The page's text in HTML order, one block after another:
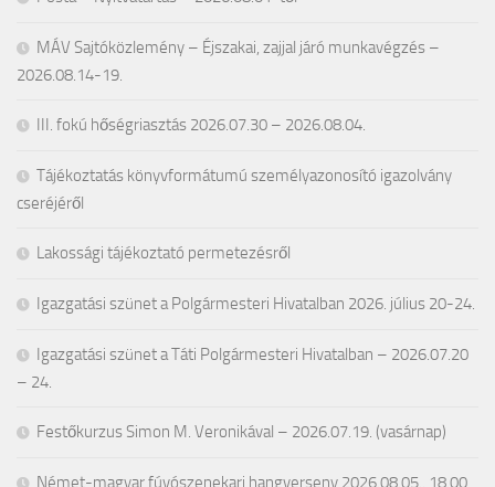
MÁV Sajtóközlemény – Éjszakai, zajjal járó munkavégzés –
2026.08.14-19.
III. fokú hőségriasztás 2026.07.30 – 2026.08.04.
Tájékoztatás könyvformátumú személyazonosító igazolvány
cseréjéről
Lakossági tájékoztató permetezésről
Igazgatási szünet a Polgármesteri Hivatalban 2026. július 20-24.
Igazgatási szünet a Táti Polgármesteri Hivatalban – 2026.07.20
– 24.
Festőkurzus Simon M. Veronikával – 2026.07.19. (vasárnap)
Német-magyar fúvószenekari hangverseny 2026.08.05., 18.00